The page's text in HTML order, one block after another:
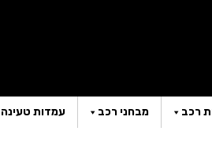
רכב מבחני רכב עמדות טעינה